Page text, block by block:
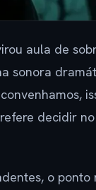
aula de
sonora
decidir
o ponto